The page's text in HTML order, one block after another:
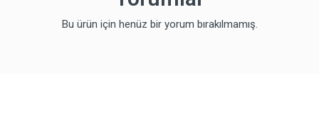
Bu ürün için henüz bir yorum bırakılmamış.